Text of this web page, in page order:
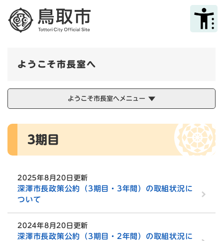
メニューを飛ばして本文へ
ようこそ市長室へ
ようこそ市長室へメニュー
本
3期目
2025年8月20日更新
深澤市長政策公約（3期目・3年間）の取組状況に
ついて
2024年8月20日更新
深澤市長政策公約（3期目・2年間）の取組状況に